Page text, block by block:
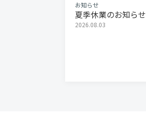
お知らせ
夏季休業のお知らせ
2026.08.03